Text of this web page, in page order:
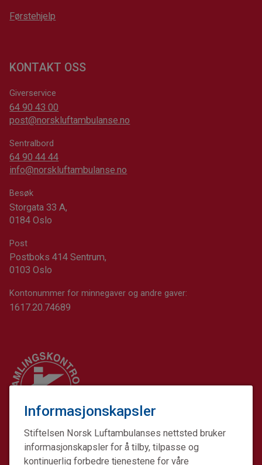
Informasjonskapsler
Stiftelsen Norsk Luftambulanses nettsted bruker
informasjonskapsler for å tilby, tilpasse og
kontinuerlig forbedre tjenestene for våre
Førstehjelp
KONTAKT OSS
Giverservice
64 90 43 00
post@norskluftambulanse.no
Sentralbord
64 90 44 44
info@norskluftambulanse.no
Besøk
Storgata 33 A,
0184 Oslo
Post
Postboks 414 Sentrum,
0103 Oslo
Kontonummer for minnegaver og andre gaver:
1617.20.74689